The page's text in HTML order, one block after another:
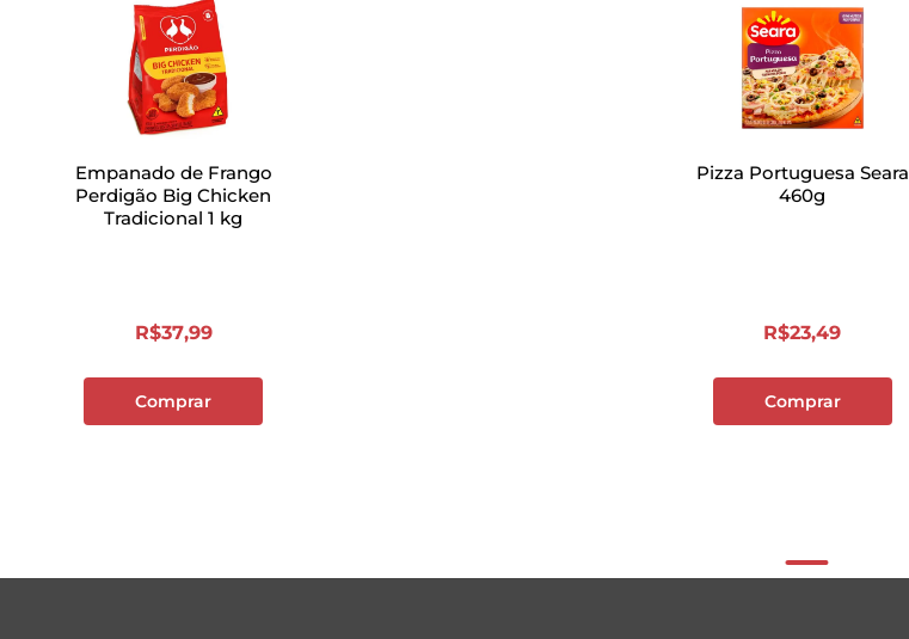
Empanado de Frango
Perdigão Big Chicken
Tradicional 1 kg
R$37,99
Comprar
Pizza Portuguesa Seara
460g
R$23,49
Comprar